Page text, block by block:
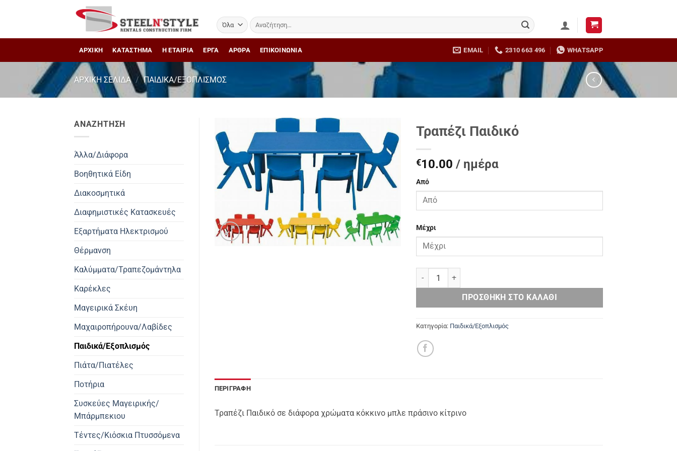
Αναζήτηση
για:
ΑΡΧΙΚΗ ΚΑΤΑΣΤΗΜΑ Η ΕΤΑΙΡΙΑ ΕΡΓΑ ΑΡΘΡΑ ΕΠΙΚΟΙΝΩΝΙΑ EMAIL 2310 663 496 WHATSAPP
ΑΡΧΙΚΉ ΣΕΛΊΔΑ / ΠΑΙΔΙΚΆ/ΕΞΟΠΛΙΣΜΌΣ
ΑΝΑΖΗΤΗΣΗ
Άλλα/Διάφορα
Βοηθητικά Είδη
Διακοσμητικά
Διαφημιστικές Κατασκευές
Εξαρτήματα Ηλεκτρισμού
Θέρμανση
Καλύμματα/Τραπεζομάντηλα
Καρέκλες
Μαγειρικά Σκέυη
Μαχαιροπήρουνα/Λαβίδες
Παιδικά/Εξοπλισμός
Πιάτα/Πιατέλες
Ποτήρια
Συσκεύες Μαγειρικής/
Μπάρμπεκιου
Τέντες/Κιόσκια Πτυσσόμενα
Add to
Wishlist
Τραπέζι Παιδικό
€10.00 / ημέρα
Από
Μέχρι
Τραπέζι Παιδικό ποσότητα
ΠΡΟΣΘΉΚΗ ΣΤΟ ΚΑΛΆΘΙ
Κατηγορία: Παιδικά/Εξοπλισμός
ΠΕΡΙΓΡΑΦΉ
Τραπέζι Παιδικό σε διάφορα χρώματα κόκκινο μπλε πράσινο κίτρινο